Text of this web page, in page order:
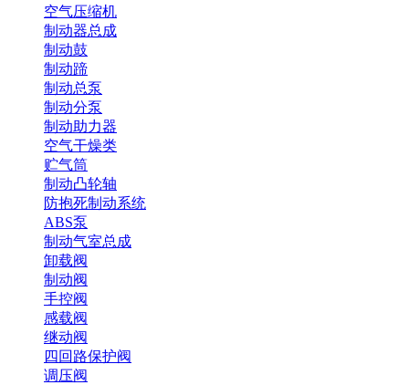
空气压缩机
制动器总成
制动鼓
制动蹄
制动总泵
制动分泵
制动助力器
空气干燥类
贮气筒
制动凸轮轴
防抱死制动系统
ABS泵
制动气室总成
卸载阀
制动阀
手控阀
感载阀
继动阀
四回路保护阀
调压阀